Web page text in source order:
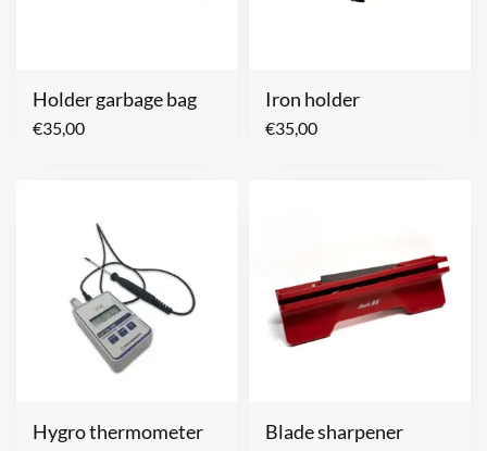
Holder garbage bag
€35,00
Iron holder
€35,00
Hygro thermometer Blade sharpener